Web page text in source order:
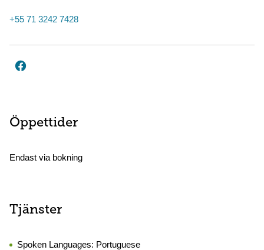
+55 71 3242 7428
Öppettider
Endast via bokning
Tjänster
Spoken Languages: Portuguese